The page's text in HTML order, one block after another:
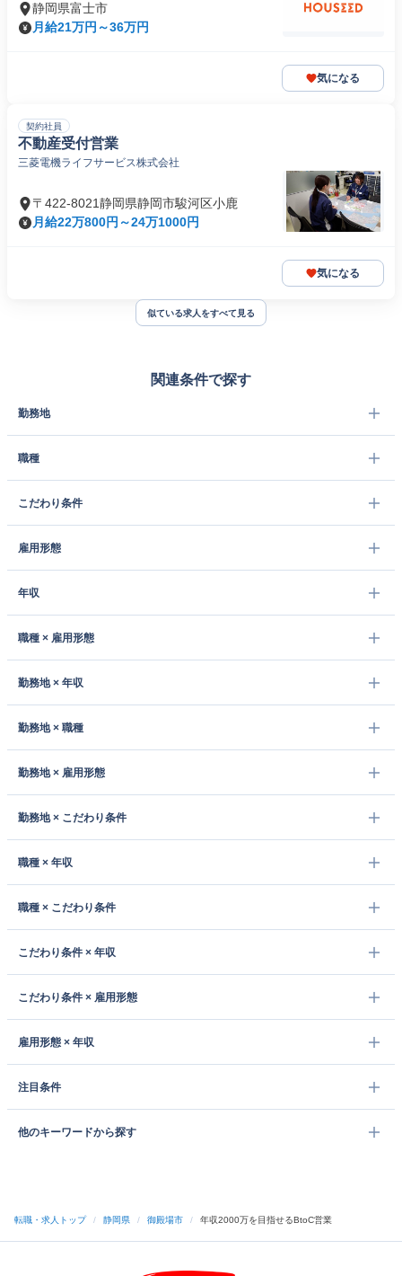
静岡県富士市
月給21万円～36万円
気になる
契約社員
不動産受付営業
三菱電機ライフサービス株式会社
〒422-8021静岡県静岡市駿河区小鹿
月給22万800円～24万1000円
気になる
似ている求人をすべて見る
関連条件で探す
勤務地
職種
こだわり条件
雇用形態
年収
職種 × 雇用形態
勤務地 × 年収
勤務地 × 職種
勤務地 × 雇用形態
勤務地 × こだわり条件
職種 × 年収
職種 × こだわり条件
こだわり条件 × 年収
こだわり条件 × 雇用形態
雇用形態 × 年収
注目条件
他のキーワードから探す
転職・求人トップ / 静岡県 / 御殿場市 / 年収2000万を目指せるBtoC営業